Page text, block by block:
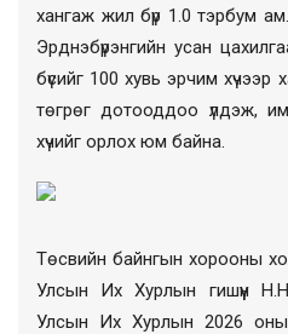
хангаж жил бүр 1.0 тэрбум
Эрднэбүрэнгийн усан
бүсийг 100 хувь эрчим
төгрөг дотооддоо үлдэж,
хүчийг орлох юм байна.
Төсвийн байнгын хорооны
Улсын Их Хурлын гишүүн
Улсын Их Хурлын 2026